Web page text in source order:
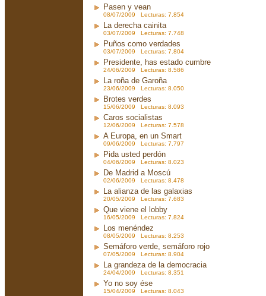
Pasen y vean
08/07/2009 Lecturas: 7.854
La derecha cainita
03/07/2009 Lecturas: 7.748
Puños como verdades
03/07/2009 Lecturas: 7.804
Presidente, has estado cumbre
24/06/2009 Lecturas: 8.586
La roña de Garoña
23/06/2009 Lecturas: 8.050
Brotes verdes
15/06/2009 Lecturas: 8.093
Caros socialistas
12/06/2009 Lecturas: 7.578
A Europa, en un Smart
09/06/2009 Lecturas: 7.797
Pida usted perdón
04/06/2009 Lecturas: 8.023
De Madrid a Moscú
02/06/2009 Lecturas: 8.478
La alianza de las galaxias
20/05/2009 Lecturas: 7.683
Que viene el lobby
16/05/2009 Lecturas: 7.824
Los menéndez
08/05/2009 Lecturas: 8.253
Semáforo verde, semáforo rojo
07/05/2009 Lecturas: 8.904
La grandeza de la democracia
24/04/2009 Lecturas: 8.351
Yo no soy ése
15/04/2009 Lecturas: 8.043